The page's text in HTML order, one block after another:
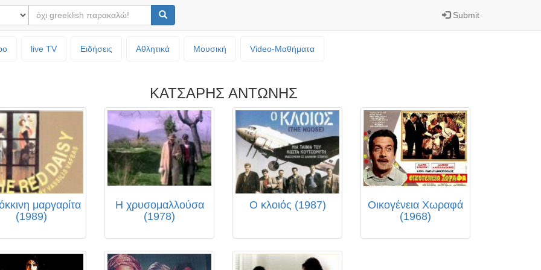
Submit
live TV Ειδήσεις Αθλητικά Μουσική Video-Mαθήματα
ΚΑΤΣΑΡΗΣ ΑΝΤΩΝΗΣ
μαργαρίτα
(1989)
Η χρυσομαλλούσα
(1978)
Ο κλοιός (1987)
Οικογένεια Χωραφά
(1968)